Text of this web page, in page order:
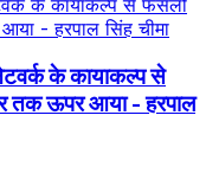
के कायाकल्प से
तक ऊपर आया - हरपाल